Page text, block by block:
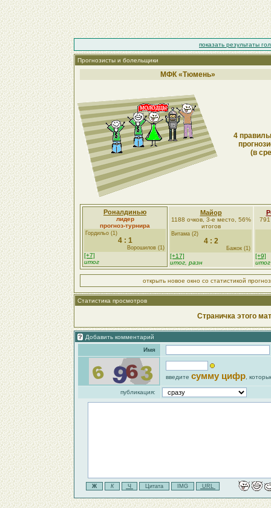
показать результаты
Прогнозисты и болельщики
МФК «Тюмень»
4
(в
Роналдинью
лидер
прогноз-турнира
Гордильо (1)
4 : 1
Ворошилов (1)
[+7]
итог
Майор
1188 очков, 3-е место, 56%
итогов
Витама (2)
4 : 2
Бажок (1)
[+17]
итог, разн
791
[+9]
итог
открыть новое окно со статистикой
Статистика просмотров
Страничка этого
Добавить комментарий
Имя
введите сумму цифр ,
публикация: